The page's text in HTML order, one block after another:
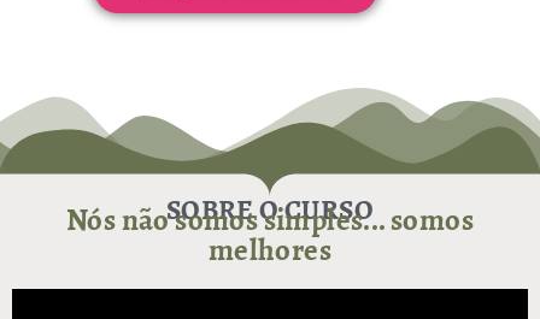
SOBRE O CURSO
Nós não somos simples... somos
melhores